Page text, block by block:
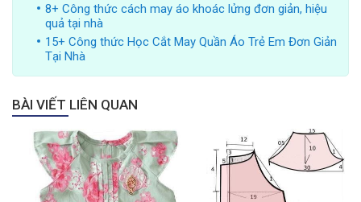
8+ Công thức cách may áo khoác lửng đơn giản, hiệu
quả tại nhà
15+ Công thức Học Cắt May Quần Áo Trẻ Em Đơn Giản
Tại Nhà
BÀI VIẾT LIÊN QUAN